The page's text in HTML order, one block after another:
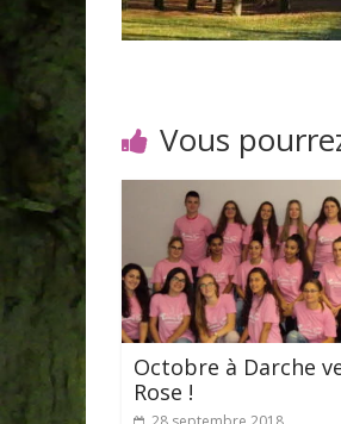
Vous
Octobre à Darche
Rose !